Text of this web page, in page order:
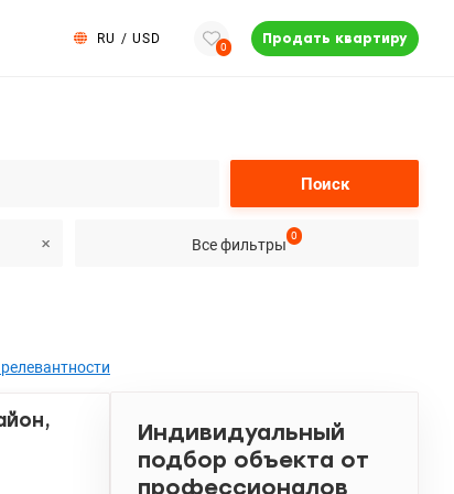
RU / USD
0
Продать квартиру
Поиск
Все фильтры
0
Индивидуальный
подбор объекта от
профессионалов